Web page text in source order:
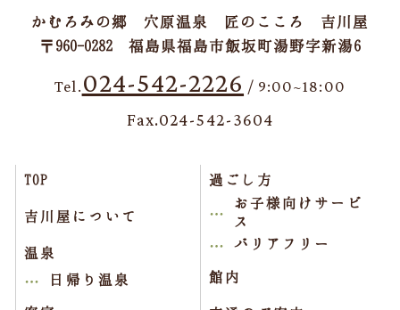
かむろみの郷 穴原温泉 匠のこころ 吉川屋
〒960-0282 福島県福島市飯坂町湯野字新湯6
Tel. 024-542-2226 / 9:00~18:00
Fax.024-542-3604
TOP
吉川屋について
温泉
日帰り温泉
過ごし方
お子様向けサービ
ス
バリアフリー
館内